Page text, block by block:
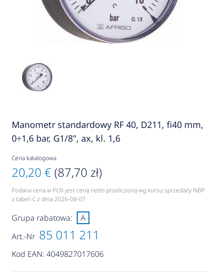
Manometr standardowy RF 40, D211, fi40 mm,
0÷1,6 bar, G1/8", ax, kl. 1,6
Cena katalogowa
20,20 € (87,70 zł)
Podana cena w PLN jest ceną netto przeliczoną wg kursu sprzedaży NBP
z tabeli C z dnia 2026-08-07
Art.-Nr 85 011 211
Kod EAN: 4049827017606
Grupa rabatowa: A